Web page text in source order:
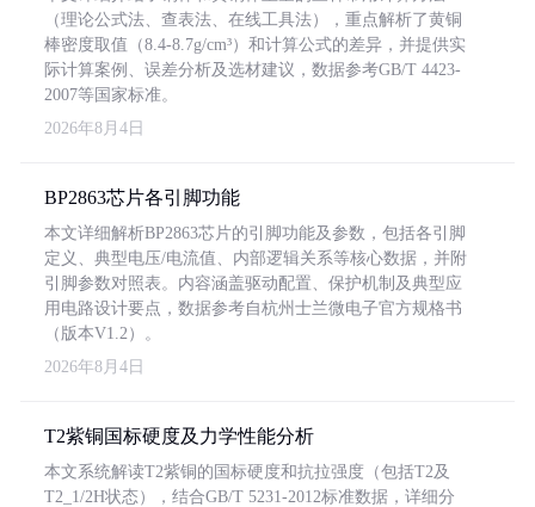
（理论公式法、查表法、在线工具法），重点解析了黄铜
棒密度取值（8.4-8.7g/cm³）和计算公式的差异，并提供实
际计算案例、误差分析及选材建议，数据参考GB/T 4423-
2007等国家标准。
2026年8月4日
BP2863芯片各引脚功能
本文详细解析BP2863芯片的引脚功能及参数，包括各引脚
定义、典型电压/电流值、内部逻辑关系等核心数据，并附
引脚参数对照表。内容涵盖驱动配置、保护机制及典型应
用电路设计要点，数据参考自杭州士兰微电子官方规格书
（版本V1.2）。
2026年8月4日
T2紫铜国标硬度及力学性能分析
本文系统解读T2紫铜的国标硬度和抗拉强度（包括T2及
T2_1/2H状态），结合GB/T 5231-2012标准数据，详细分